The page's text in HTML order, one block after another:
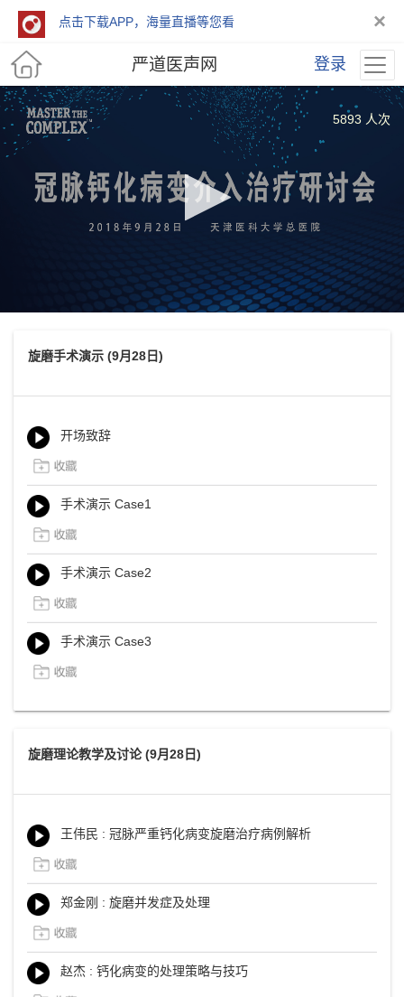
点击下载APP，海量直播等您看 ×
严道医声网 登录
5893 人次
旋磨手术演示 (9月28日)
开场致辞
手术演示 Case1
手术演示 Case2
手术演示 Case3
旋磨理论教学及讨论 (9月28日)
王伟民 : 冠脉严重钙化病变旋磨治疗病例解析
郑金刚 : 旋磨并发症及处理
赵杰 : 钙化病变的处理策略与技巧